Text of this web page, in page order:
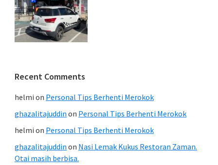
Recent Comments
helmi on Personal Tips Berhenti Merokok
ghazalitajuddin on Personal Tips Berhenti Merokok
helmi on Personal Tips Berhenti Merokok
ghazalitajuddin on Nasi Lemak Kukus Restoran Zaman.
Otai masih berbisa.